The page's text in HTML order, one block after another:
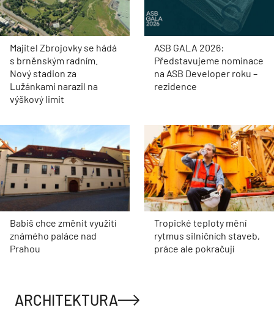
Majitel Zbrojovky se hádá
s brněnským radním.
Nový stadion za
Lužánkami narazil na
výškový limit
ASB GALA 2026:
Představujeme nominace
na ASB Developer roku –
rezidence
Babiš chce změnit využití
známého paláce nad
Prahou
Tropické teploty mění
rytmus silničních staveb,
práce ale pokračují
ARCHITEKTURA